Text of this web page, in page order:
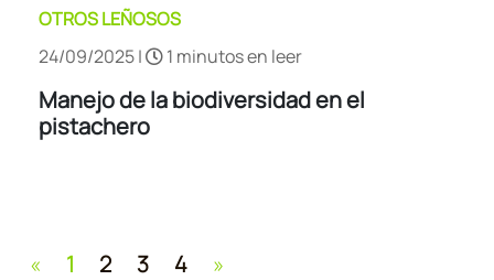
OTROS LEÑOSOS
24/09/2025 |
1 minutos en leer
Manejo de la biodiversidad en el
pistachero
« Previous
1 2 3 4 »